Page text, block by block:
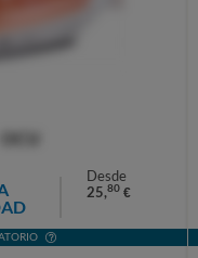
Desde
25,80 €